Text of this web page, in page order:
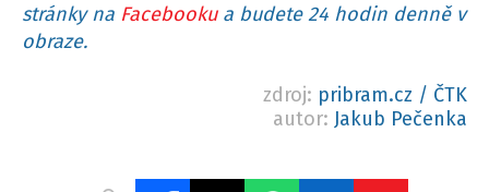
stránky na Facebookua budete 24 hodin denně v
obraze.
zdroj: pribram.cz / ČTK
autor: Jakub Pečenka